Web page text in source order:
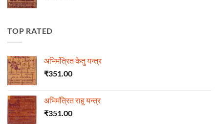
TOP RATED
अभिमंत्रित केतु यन्त्र
₹351.00
अभिमंत्रित राहू यन्त्र
₹351.00